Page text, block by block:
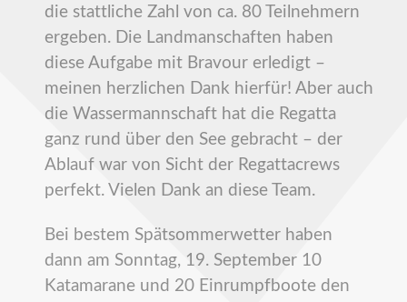
die stattliche Zahl von ca. 80 Teilnehmern
ergeben. Die Landmanschaften haben
diese Aufgabe mit Bravour erledigt –
meinen herzlichen Dank hierfür! Aber auch
die Wassermannschaft hat die Regatta
ganz rund über den See gebracht – der
Ablauf war von Sicht der Regattacrews
perfekt. Vielen Dank an diese Team.
Bei bestem Spätsommerwetter haben
dann am Sonntag, 19. September 10
Katamarane und 20 Einrumpfboote den